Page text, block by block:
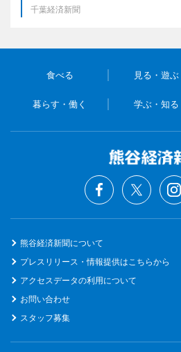
千葉経済新聞
食べる 見る・遊ぶ
暮らす・働く 学ぶ・知る
熊谷経済新聞について
プレスリリース・情報提供はこちらから
アクセスデータの利用について
お問い合わせ
スタッフ募集